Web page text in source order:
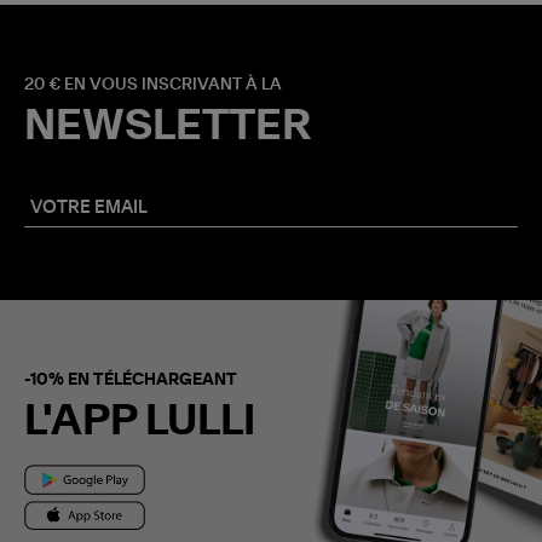
20 € EN VOUS INSCRIVANT À LA
NEWSLETTER
-10% EN TÉLÉCHARGEANT
L'APP LULLI